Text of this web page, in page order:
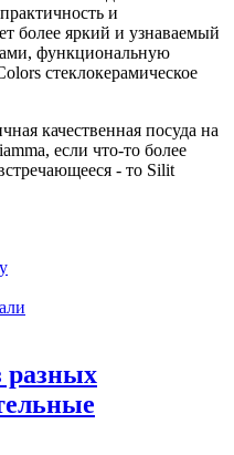
и
более яркий и узнаваемый
функциональную
стеклокерамическое
качественная посуда на
если что-то более
- то Silit
разных